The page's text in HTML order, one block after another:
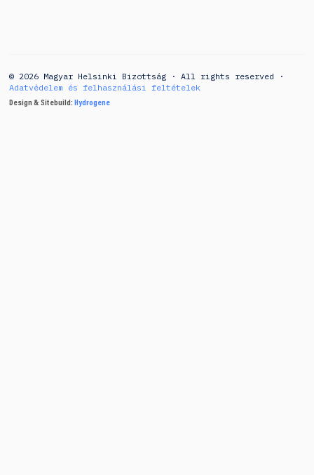
© 2026 Magyar Helsinki Bizottság · All rights reserved ·
Adatvédelem és felhasználási feltételek
Design & Sitebuild: Hydrogene